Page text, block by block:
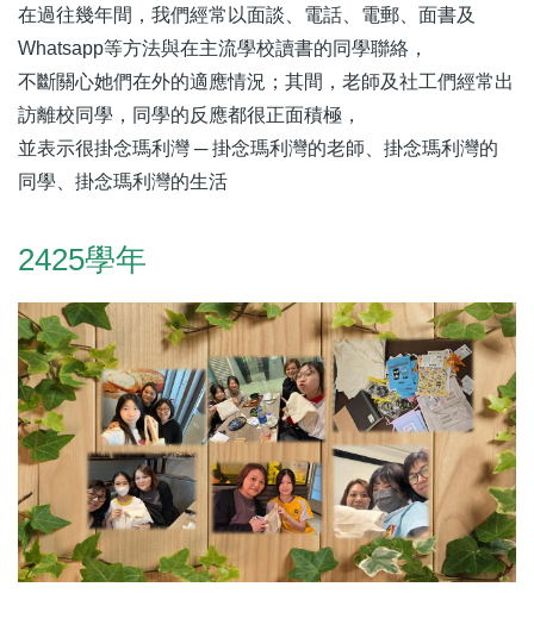
在過往幾年間，我們經常以面談、電話、電郵、面書及
Whatsapp等方法與在主流學校讀書的同學聯絡，
不斷關心她們在外的適應情況；其間，老師及社工們經常出
訪離校同學，同學的反應都很正面積極，
並表示很掛念瑪利灣 ─ 掛念瑪利灣的老師、掛念瑪利灣的
同學、掛念瑪利灣的生活
2425學年